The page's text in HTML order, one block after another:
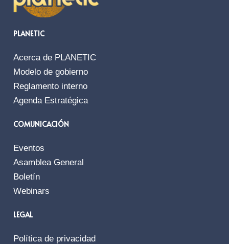
PLANETIC
Acerca de PLANETIC
Modelo de gobierno
Reglamento interno
Agenda Estratégica
COMUNICACIÓN
Eventos
Asamblea General
Boletín
Webinars
LEGAL
Política de privacidad